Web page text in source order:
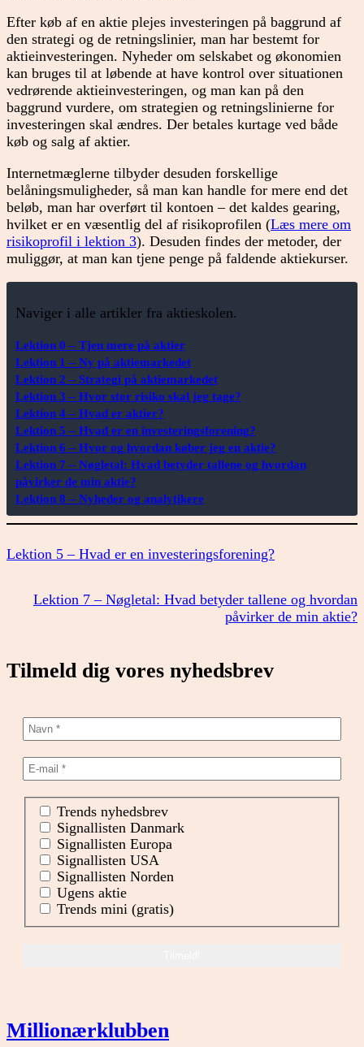
Efter køb af en aktie plejes investeringen på baggrund af
den strategi og de retningslinier, man har bestemt for
aktieinvesteringen. Nyheder om selskabet og økonomien
kan bruges til at løbende at have kontrol over situationen
vedrørende aktieinvesteringen, og man kan på den
baggrund vurdere, om strategien og retningslinierne for
investeringen skal ændres. Der betales kurtage ved både
køb og salg af aktier.
Internetmæglerne tilbyder desuden forskellige
belåningsmuligheder, så man kan handle for mere end det
beløb, man har overført til kontoen – det kaldes gearing,
hvilket er en væsentlig del af risikoprofilen (Læs mere om
risikoprofil i lektion 3). Desuden findes der metoder, der
muliggør, at man kan tjene penge på faldende aktiekurser.
Naviger i alle artikler fra aktieskolen.
Lektion 0 – Tjen mere på aktier
Lektion 1 – Ny på aktiemarkedet
Lektion 2 – Strategi på aktiemarkedet
Lektion 3 – Hvor stor risiko skal jeg tage?
Lektion 4 – Hvad er aktier?
Lektion 5 – Hvad er en investeringsforening?
Lektion 6 – Hvor og hvordan køber jeg en aktie?
Lektion 7 – Nøgletal: Hvad betyder tallene og hvordan
påvirker de min aktie?
Lektion 8 – Nyheder og analytikere
Lektion 5 – Hvad er en investeringsforening?
Lektion 7 – Nøgletal: Hvad betyder tallene og hvordan
påvirker de min aktie?
Tilmeld dig vores nyhedsbrev
Trends nyhedsbrev
Signallisten Danmark
Signallisten Europa
Signallisten USA
Signallisten Norden
Ugens aktie
Trends mini (gratis)
Millionærklubben